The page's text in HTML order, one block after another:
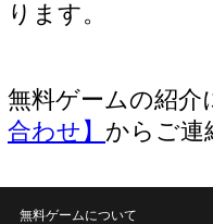
ります。
無料ゲームの紹介
合わせ】 からご連
無料ゲームについて